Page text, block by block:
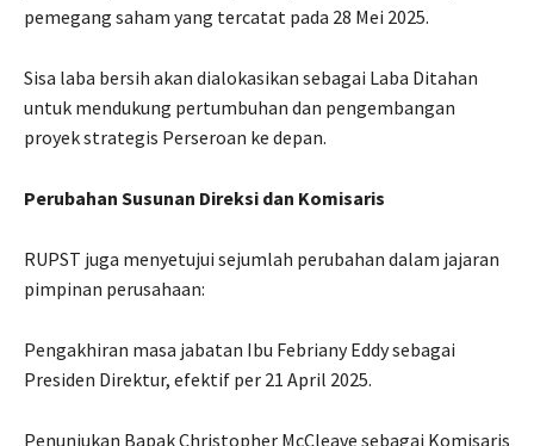
pemegang saham yang tercatat pada 28 Mei 2025.
Sisa laba bersih akan dialokasikan sebagai Laba Ditahan
untuk mendukung pertumbuhan dan pengembangan
proyek strategis Perseroan ke depan.
Perubahan Susunan Direksi dan Komisaris
RUPST juga menyetujui sejumlah perubahan dalam jajaran
pimpinan perusahaan:
Pengakhiran masa jabatan Ibu Febriany Eddy sebagai
Presiden Direktur, efektif per 21 April 2025.
Penunjukan Bapak Christopher McCleave sebagai Komisaris